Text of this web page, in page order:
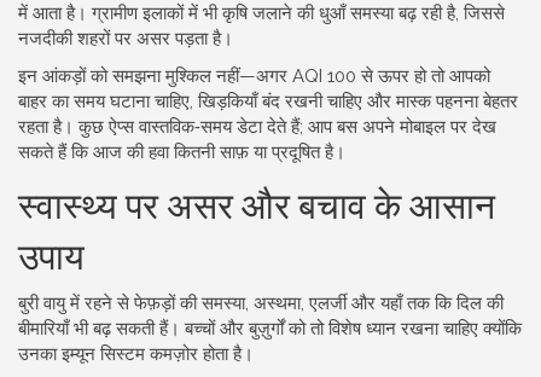
में आता है। ग्रामीण इलाकों में भी कृषि जलाने की धुआँ समस्या बढ़ रही है, जिससे
नजदीकी शहरों पर असर पड़ता है।
इन आंकड़ों को समझना मुश्किल नहीं—अगर AQI 100 से ऊपर हो तो आपको
बाहर का समय घटाना चाहिए, खिड़कियाँ बंद रखनी चाहिए और मास्क पहनना बेहतर
रहता है। कुछ ऐप्स वास्तविक‑समय डेटा देते हैं; आप बस अपने मोबाइल पर देख
सकते हैं कि आज की हवा कितनी साफ़ या प्रदूषित है।
स्वास्थ्य पर असर और बचाव के आसान
उपाय
बुरी वायु में रहने से फेफ़ड़ों की समस्या, अस्थमा, एलर्जी और यहाँ तक कि दिल की
बीमारियाँ भी बढ़ सकती हैं। बच्चों और बुज़ुर्गों को तो विशेष ध्यान रखना चाहिए क्योंकि
उनका इम्यून सिस्टम कमज़ोर होता है।